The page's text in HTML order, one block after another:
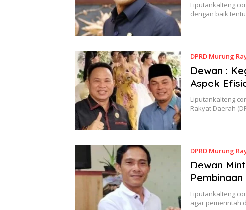
dengan baik
DPRD Murung
Dewan :
Aspek
Rakyat Daerah
DPRD Murung
Dewan
agar pemerintah